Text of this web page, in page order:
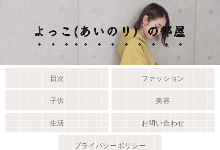
よっこ(あいのり）の部屋
目次 ファッション
子供 美容
生活 お問い合わせ
プライバシーポリシー